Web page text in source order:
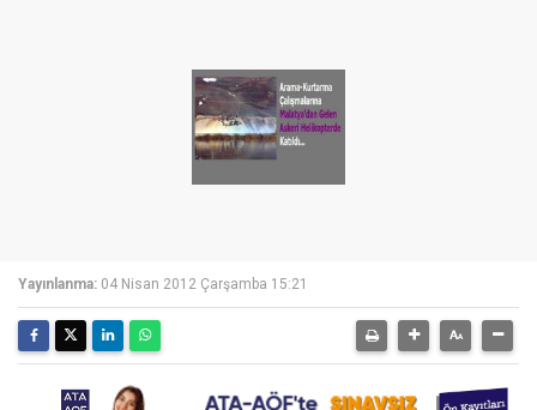
Yayınlanma: 04 Nisan 2012 Çarşamba 15:21